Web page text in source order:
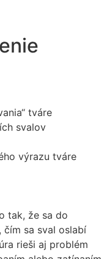
tváre
svalov
výrazu tváre
tak, že sa do
sa sval oslabí
rieši aj problém